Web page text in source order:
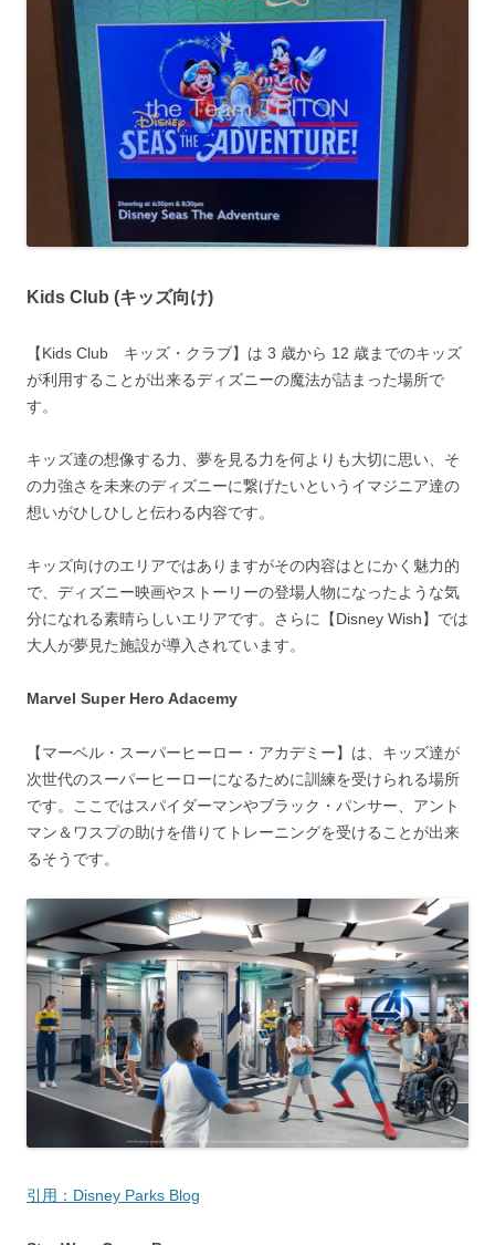
Kids Club (キッズ向け)
【Kids Club キッズ・クラブ】は 3 歳から 12 歳までのキッズ
が利用することが出来るディズニーの魔法が詰まった場所で
す。
キッズ達の想像する力、夢を見る力を何よりも大切に思い、そ
の力強さを未来のディズニーに繋げたいというイマジニア達の
想いがひしひしと伝わる内容です。
キッズ向けのエリアではありますがその内容はとにかく魅力的
で、ディズニー映画やストーリーの登場人物になったような気
分になれる素晴らしいエリアです。さらに【Disney Wish】では
大人が夢見た施設が導入されています。
Marvel Super Hero Adacemy
【マーベル・スーパーヒーロー・アカデミー】は、キッズ達が
次世代のスーパーヒーローになるために訓練を受けられる場所
です。ここではスパイダーマンやブラック・パンサー、アント
マン＆ワスプの助けを借りてトレーニングを受けることが出来
るそうです。
引用：Disney Parks Blog